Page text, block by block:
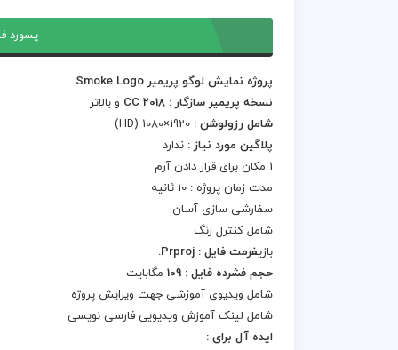
پسورد
پروژه نمایش لوگو پریمیر Smoke Logo
نسخه پریمیر سازگار : CC 2018
و بالاتر
شامل رزولوشن : 1920×1080 (HD)
پلاگین مورد نیاز : ندارد
1 مکان برای قرار دادن آرم
مدت زمان پروژه : 10 ثانیه
سفارشی سازی آسان
شامل کنترل رنگ
بازیفرمت فایل : Prproj.
حجم فشرده فایل : 109
مگابایت
شامل ویدیوی آموزشی جهت ویرایش پروژه
شامل لینک آموزش ویدیویی فارسی نویسی
ایده آل برای :